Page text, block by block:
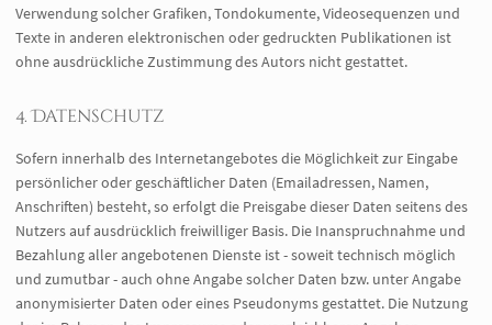
Verwendung solcher Grafiken, Tondokumente, Videosequenzen und
Texte in anderen elektronischen oder gedruckten Publikationen ist
ohne ausdrückliche Zustimmung des Autors nicht gestattet.
4. Datenschutz
Sofern innerhalb des Internetangebotes die Möglichkeit zur Eingabe
persönlicher oder geschäftlicher Daten (Emailadressen, Namen,
Anschriften) besteht, so erfolgt die Preisgabe dieser Daten seitens des
Nutzers auf ausdrücklich freiwilliger Basis. Die Inanspruchnahme und
Bezahlung aller angebotenen Dienste ist - soweit technisch möglich
und zumutbar - auch ohne Angabe solcher Daten bzw. unter Angabe
anonymisierter Daten oder eines Pseudonyms gestattet. Die Nutzung